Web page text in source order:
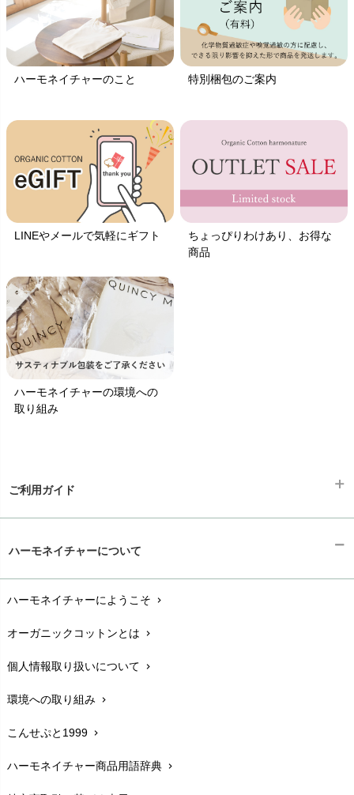
ハーモネイチャーのこと 特別梱包のご案内
LINEやメールで気軽にギフト
ちょっぴりわけあり、お得な
商品
ハーモネイチャーの環境への
取り組み
ご利用ガイド
配送と送料chevron_right
在庫状況と発送予定chevron_right
サイズ・寸法chevron_right
生地・素材chevron_right
お手入れについて
レビューを書こうchevron_right
ハーモネイチャーについて
ハーモネイチャーにようこそ chevron_right
オーガニックコットンとは chevron_right
個人情報取り扱いについて chevron_right
環境への取り組み chevron_right
こんせぷと1999 chevron_right
ハーモネイチャー商品用語辞典 chevron_right